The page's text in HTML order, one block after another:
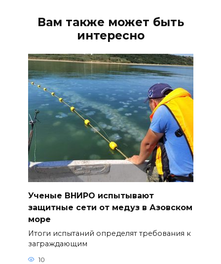
Вам также может быть
интересно
Ученые ВНИРО испытывают
защитные сети от медуз в Азовском
море
Итоги испытаний определят требования к
заграждающим
10